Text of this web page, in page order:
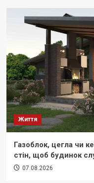
Життя
Газоблок, цегла чи
стін, щоб будинок
07.08.2026